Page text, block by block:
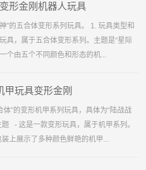
形金刚机器人玩具
”的五合体变形系列玩具。 1. 玩具类型和
具，属于五合体变形系列。主题是“星际
个由五个不同颜色和形态的机...
甲玩具变形金刚
体”的变形机甲系列玩具，具体为“陆战战
题 - 这是一款变形玩具，属于机甲系列。
装上展示了多种颜色鲜艳的机甲...